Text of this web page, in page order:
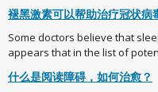
褪黑激素可以帮助治疗冠状病
Some doctors believe that
appears that in the list of
什么是阅读障碍，如何治愈？